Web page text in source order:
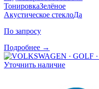
ТонировкаЗелёное
Акустическое стеклоДа
По запросу
Подробнее →
Уточнить наличие